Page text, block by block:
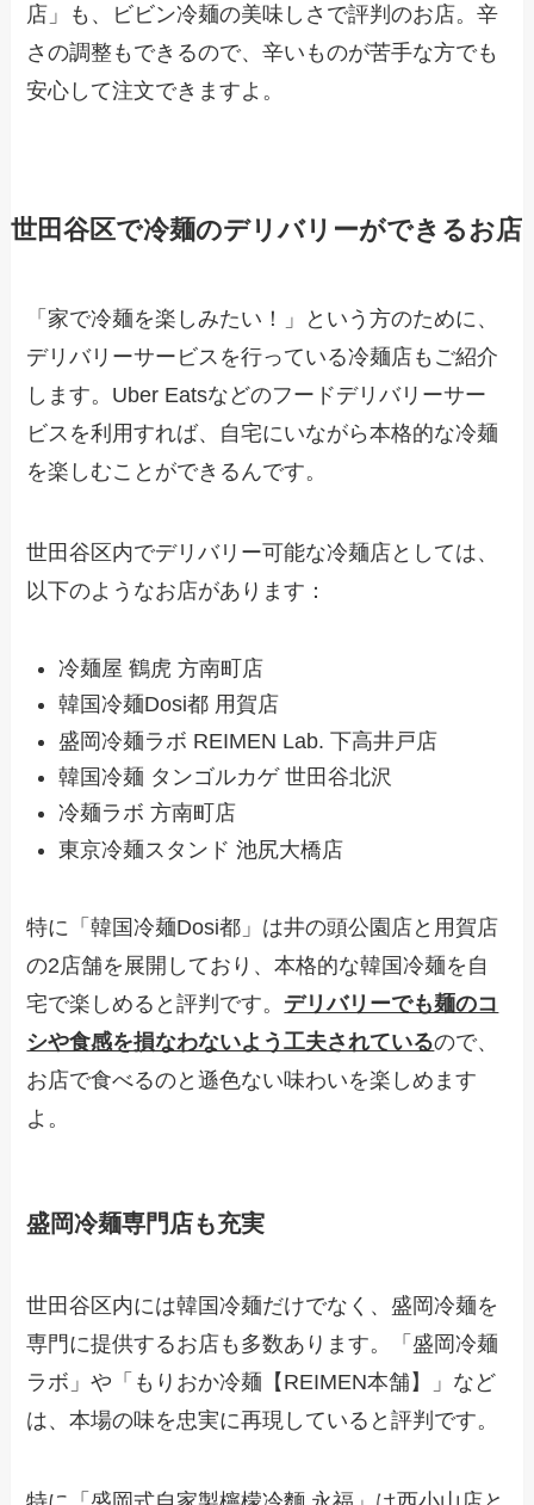
店」も、ビビン冷麺の美味しさで評判のお店。辛
さの調整もできるので、辛いものが苦手な方でも
安心して注文できますよ。
世田谷区で冷麺のデリバリーができるお店
「家で冷麺を楽しみたい！」という方のために、
デリバリーサービスを行っている冷麺店もご紹介
します。Uber Eatsなどのフードデリバリーサー
ビスを利用すれば、自宅にいながら本格的な冷麺
を楽しむことができるんです。
世田谷区内でデリバリー可能な冷麺店としては、
以下のようなお店があります：
冷麺屋 鶴虎 方南町店
韓国冷麺Dosi都 用賀店
盛岡冷麺ラボ REIMEN Lab. 下高井戸店
韓国冷麺 タンゴルカゲ 世田谷北沢
冷麺ラボ 方南町店
東京冷麺スタンド 池尻大橋店
特に「韓国冷麺Dosi都」は井の頭公園店と用賀店
の2店舗を展開しており、本格的な韓国冷麺を自
宅で楽しめると評判です。 デリバリーでも麺のコ
シや食感を損なわないよう工夫されているので、
お店で食べるのと遜色ない味わいを楽しめます
よ。
盛岡冷麺専門店も充実
世田谷区内には韓国冷麺だけでなく、盛岡冷麺を
専門に提供するお店も多数あります。「盛岡冷麺
ラボ」や「もりおか冷麺【REIMEN本舗】」など
は、本場の味を忠実に再現していると評判です。